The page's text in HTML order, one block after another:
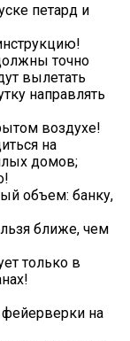
петард и
точно
вылетать
направлять
воздухе!
на
домов;
объем: банку,
ближе, чем
только в
фейерверки на